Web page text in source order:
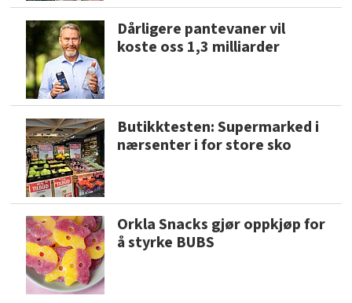
Dårligere pantevaner vil
koste oss 1,3 milliarder
Butikktesten: Supermarked i
nærsenter i for store sko
Orkla Snacks gjør oppkjøp for
å styrke BUBS